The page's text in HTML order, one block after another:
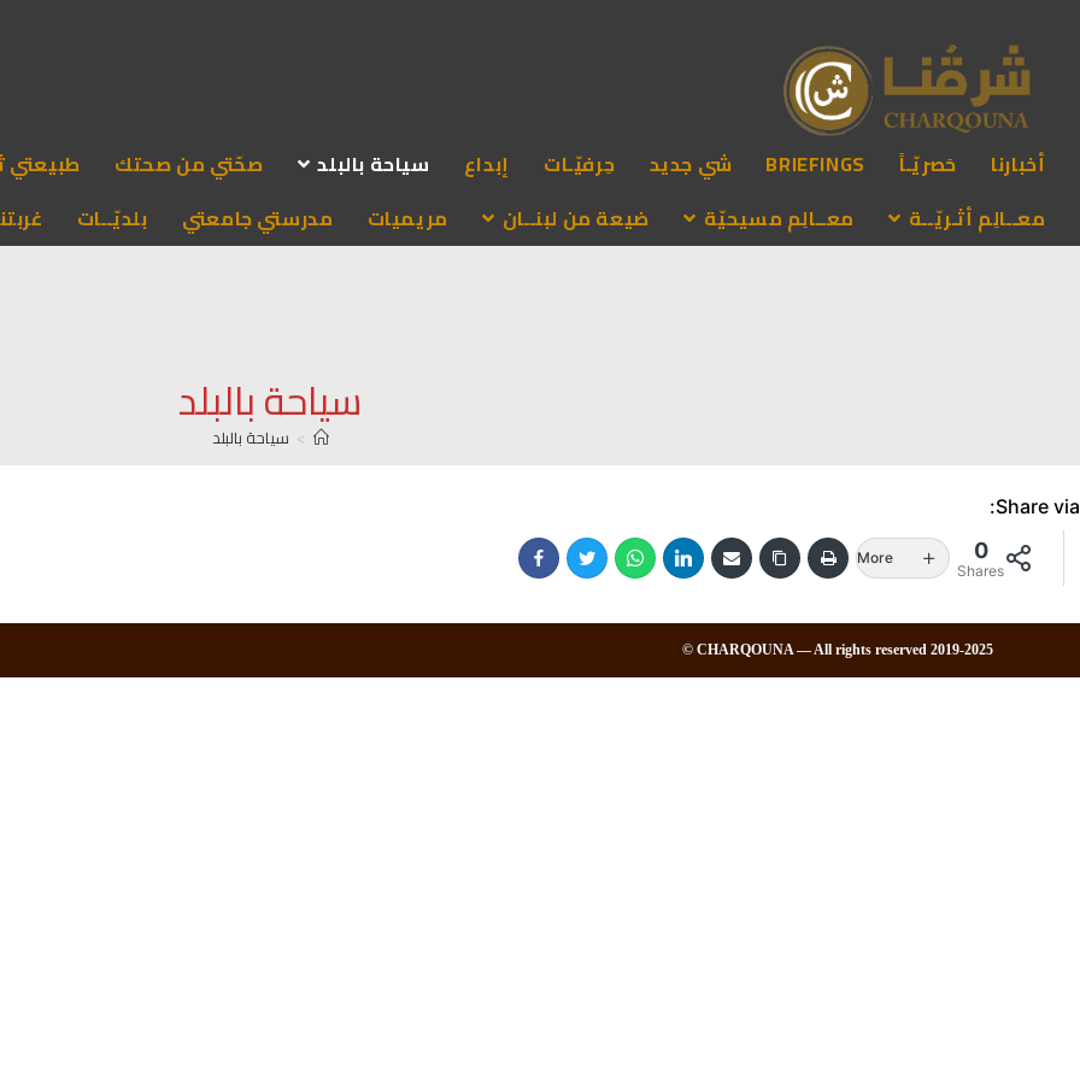
أخبارنا حَصريّـاً BRIEFINGS شي جديد حِرفيّـات إبداع سياحة بالبلد صحّتي من صحتك طبيعتي
معــالِم أثـريّــة
معــالِم مسيحيّة ضيعة من لبنــان مريميات مدرستي جامعتي بلديّــات
سياحة بالبلد
> سياحة بالبلد
Share via:
0
Shares
More
2019-2025 CHARQOUNA — All rights reserved ©